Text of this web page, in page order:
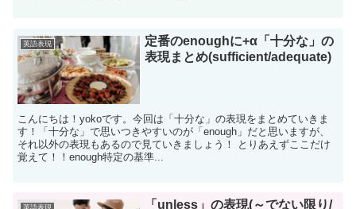
英語表現
定番のenoughに+α「十分な」の
表現まとめ(sufficient/adequate)
こんにちは！yokoです。今回は「十分な」の表現をまとめていきま
す！「十分な」で思いつきやすいのが「enough」だと思いますが、
それ以外の表現もあるので見ていきましょう！ とりあえずここだけ
覚えて！！enough特定の基準...
「unless」の表現(～でない限り/